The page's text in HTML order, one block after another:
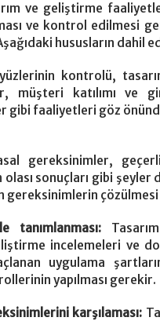
ve geliştirme
ve kontrol edilmesi
hususların dahil
kontrolü,
katılımı ve
faaliyetleri göz
gereksinimler,
olası sonuçları gibi
gereksinimlerin
tanımlanması:
incelemeleri ve
uygulama
yapılması gerekir.
karşılaması: